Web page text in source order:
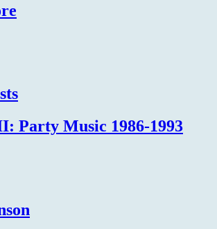
Party Music 1986-1993